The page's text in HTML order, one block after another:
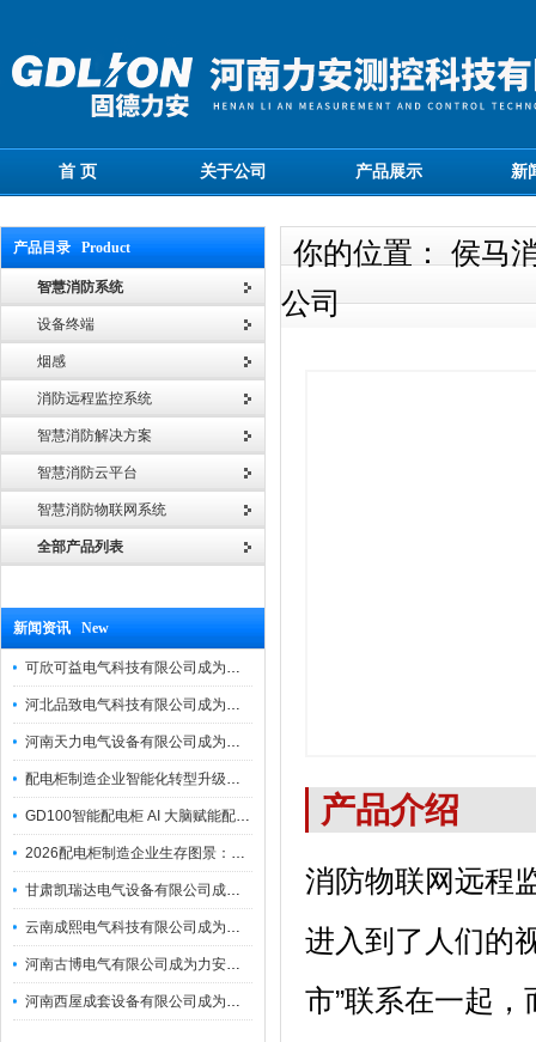
首 页 关于公司 产品展示 新
产品目录 Product
智慧消防系统
设备终端
烟感
消防远程监控系统
智慧消防解决方案
智慧消防云平台
智慧消防物联网系统
全部产品列表
新闻资讯 New
可欣可益电气科技有限公司成为力安电易云战略合作伙伴，共创智能配电新未来
河北品致电气科技有限公司成为力安电易云战略合作伙伴，共创智能配电新未来
河南天力电气设备有限公司成为力安电易云战略合作伙伴，共创智能配电新未来
配电柜制造企业智能化转型升级研讨会在力安成功举办
GD100智能配电柜 AI 大脑赋能配电柜制造企业高压一键顺控！
2026配电柜制造企业生存图景：市场、政策与智能化转型路径
甘肃凯瑞达电气设备有限公司成为电易云战略合作伙伴，共创智能配电新未来
云南成熙电气科技有限公司成为力安电易云战略合作伙伴，共创智能配电新未来
河南古博电气有限公司成为力安电易云战略合作伙伴，共创智能配电新未来！
河南西屋成套设备有限公司成为力安电易云战略合作伙伴，共创智能配电新未来
你的位置： 侯马
公司
产品介绍
消防物联网远程
进入到了人们的
市”联系在一起